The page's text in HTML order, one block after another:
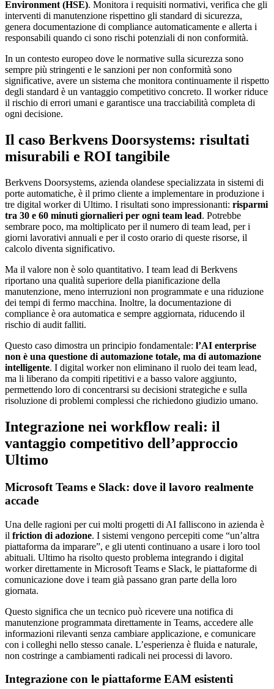
Environment (HSE). Monitora i requisiti normativi, verifica che gli
interventi di manutenzione rispettino gli standard di sicurezza,
genera documentazione di compliance automaticamente e allerta i
responsabili quando ci sono rischi potenziali di non conformità.
In un contesto europeo dove le normative sulla sicurezza sono
sempre più stringenti e le sanzioni per non conformità sono
significative, avere un sistema che monitora continuamente il rispetto
degli standard è un vantaggio competitivo concreto. Il worker riduce
il rischio di errori umani e garantisce una tracciabilità completa di
ogni decisione.
Il caso Berkvens Doorsystems: risultati
misurabili e ROI tangibile
Berkvens Doorsystems, azienda olandese specializzata in sistemi di
porte automatiche, è il primo cliente a implementare in produzione i
tre digital worker di Ultimo. I risultati sono impressionanti: risparmi
tra 30 e 60 minuti giornalieri per ogni team lead. Potrebbe
sembrare poco, ma moltiplicato per il numero di team lead, per i
giorni lavorativi annuali e per il costo orario di queste risorse, il
calcolo diventa significativo.
Ma il valore non è solo quantitativo. I team lead di Berkvens
riportano una qualità superiore della pianificazione della
manutenzione, meno interruzioni non programmate e una riduzione
dei tempi di fermo macchina. Inoltre, la documentazione di
compliance è ora automatica e sempre aggiornata, riducendo il
rischio di audit falliti.
Questo caso dimostra un principio fondamentale: l’AI enterprise
non è una questione di automazione totale, ma di automazione
intelligente. I digital worker non eliminano il ruolo dei team lead,
ma li liberano da compiti ripetitivi e a basso valore aggiunto,
permettendo loro di concentrarsi su decisioni strategiche e sulla
risoluzione di problemi complessi che richiedono giudizio umano.
Integrazione nei workflow reali: il
vantaggio competitivo dell’approccio
Ultimo
Microsoft Teams e Slack: dove il lavoro realmente
accade
Una delle ragioni per cui molti progetti di AI falliscono in azienda è
il friction di adozione. I sistemi vengono percepiti come “un’altra
piattaforma da imparare”, e gli utenti continuano a usare i loro tool
abituali. Ultimo ha risolto questo problema integrando i digital
worker direttamente in Microsoft Teams e Slack, le piattaforme di
comunicazione dove i team già passano gran parte della loro
giornata.
Questo significa che un tecnico può ricevere una notifica di
manutenzione programmata direttamente in Teams, accedere alle
informazioni rilevanti senza cambiare applicazione, e comunicare
con i colleghi nello stesso canale. L’esperienza è fluida e naturale,
non costringe a cambiamenti radicali nei processi di lavoro.
Integrazione con le piattaforme EAM esistenti